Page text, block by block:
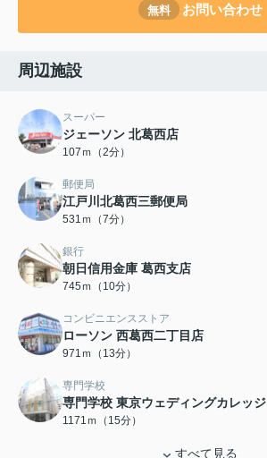
無料 お問い合わせ
周辺施設
スーパー
ジェーソン 北葛西店
107ｍ（2分）
郵便局
江戸川北葛西三郵便局
531ｍ（7分）
銀行
朝日信用金庫 葛西支店
745ｍ（10分）
コンビニエンスストア
ローソン 西葛西二丁目店
971ｍ（13分）
専門学校
専門学校 東京ウェディングカレッジ
1171ｍ（15分）
すべて見る